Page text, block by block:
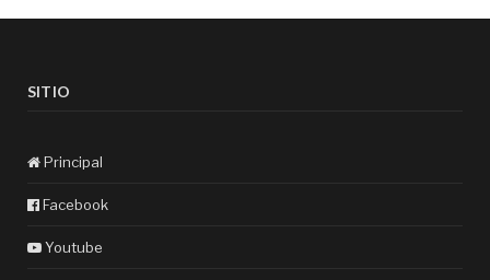
SITIO
Principal
Facebook
Youtube